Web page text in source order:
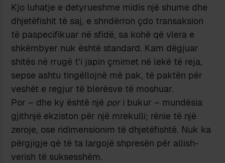
Kjo luhatje e detyrueshme midis një shume dhe
dhjetëfishit të saj, e shndërron çdo transaksion
të paspecifikuar në sfidë, sa kohë që vlera e
shkëmbyer nuk është standard. Kam dëgjuar
shitës në rrugë t’i japin çmimet në lekë të reja,
sepse ashtu tingëllojnë më pak, të paktën për
veshët e regjur të blerësve të moshuar.
Por – dhe ky është një pori bukur – mundësia
gjithnjë ekziston për një mrekulli; rënie të një
zeroje, ose ridimensionim të dhjetëfishtë. Nuk ka
përgjigje që të ta largojë shpresën për allish-
verish të suksesshëm.